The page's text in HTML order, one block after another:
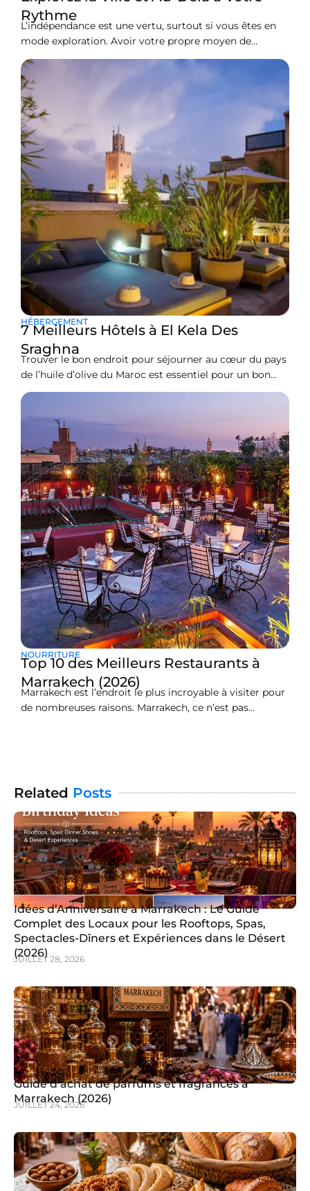
Rythme
L’indépendance est une vertu, surtout si vous êtes en
mode exploration. Avoir votre propre moyen de
transport avec la liberté de vous arrêter et de vous
détendre à tout moment vous offre l’expérience de
voyage la plus complète. C’est également une grande
responsabilité de garder vos véhicules en sécurité, de
HÉBERGEMENT
7 Meilleurs Hôtels à El Kela Des
Sraghna
Trouver le bon endroit pour séjourner au cœur du pays
de l’huile d’olive du Maroc est essentiel pour un bon
voyage. Alors qu’El Kelaa des Sraghna est célèbre pour
ses immenses oliveraies et ses ambiances
traditionnelles, sa scène hôtelière est un mélange de
monuments classiques de la ville et de
NOURRITURE
Top 10 des Meilleurs Restaurants à
Marrakech (2026)
Marrakech est l’endroit le plus incroyable à visiter pour
de nombreuses raisons. Marrakech, ce n’est pas
Related Posts
Idées d’Anniversaire à Marrakech : Le Guide
Complet des Locaux pour les Rooftops, Spas,
Spectacles-Dîners et Expériences dans le Désert
(2026)
JUILLET 28, 2026
Guide d’achat de parfums et fragrances à
Marrakech (2026)
JUILLET 24, 2026